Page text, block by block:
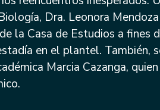
Dra. Leonora
la Casa de Estudios a fines
en el plantel. También,
Marcia Cazanga,